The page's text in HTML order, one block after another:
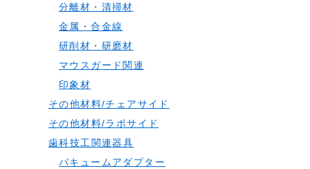
分離材・清掃材
金属・合金線
研削材・研磨材
マウスガード関連
印象材
その他材料/チェアサイド
その他材料/ラボサイド
歯科技工関連器具
バキュームアダプター